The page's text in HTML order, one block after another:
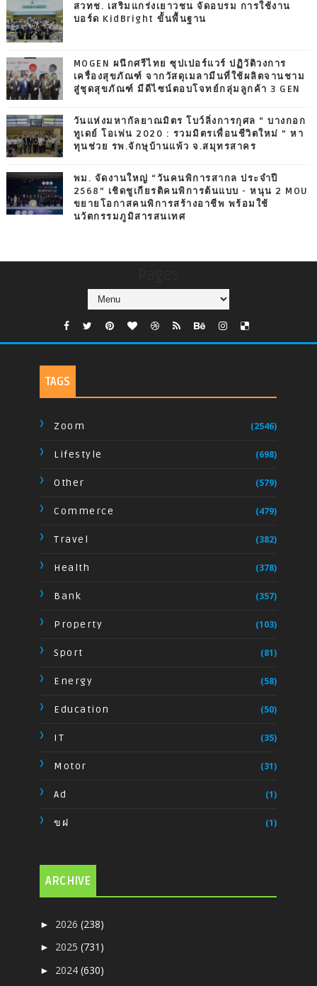
สวทช. เสริมแกร่งเยาวชน จัดอบรม การใช้งาน
บอร์ด KidBright ขั้นพื้นฐาน
MOGEN ผนึกศรีไทย ซุปเปอร์แวร์ ปฏิวัติวงการ
เครื่องสุขภัณฑ์ จากวัสดุเมลามีนที่ใช้ผลิตจานชาม
สู่ชุดสุขภัณฑ์ มีดีไซน์ตอบโจทย์กลุ่มลูกค้า 3 GEN
วันแห่งมหากัลยาณมิตร โบว์ลิ่งการกุศล “ บางกอก
ทูเดย์ โอเพ่น 2020 : รวมมิตรเพื่อนชีวิตใหม่ ” หา
ทุนช่วย รพ.จักษุบ้านแพ้ว จ.สมุทรสาคร
พม. จัดงานใหญ่ “วันคนพิการสากล ประจำปี
2568” เชิดชูเกียรติคนพิการต้นแบบ - หนุน 2 MOU
ขยายโอกาสคนพิการสร้างอาชีพ พร้อมใช้
นวัตกรรมภูมิสารสนเทศ
TAGS
Zoom (2546)
Lifestyle (698)
Other (579)
Commerce (479)
Travel (382)
Health (378)
Bank (357)
Property (103)
Sport (81)
Energy (58)
Education (50)
IT (35)
Motor (31)
Ad (1)
ขฝ (1)
ARCHIVE
► 2026(238)
► 2025(731)
► 2024(630)